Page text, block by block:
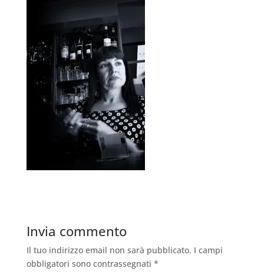
Invia commento
Il tuo indirizzo email non sarà pubblicato. I campi
obbligatori sono contrassegnati *